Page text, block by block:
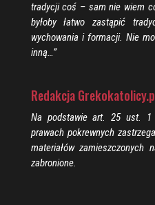
tradycji coś – sam nie wiem
byłoby łatwo zastąpić
wychowania i formacji. Nie
inną…”
Redakcja
Na podstawie art. 25 ust.
prawach pokrewnych
materiałów zamieszczonych
zabronione.